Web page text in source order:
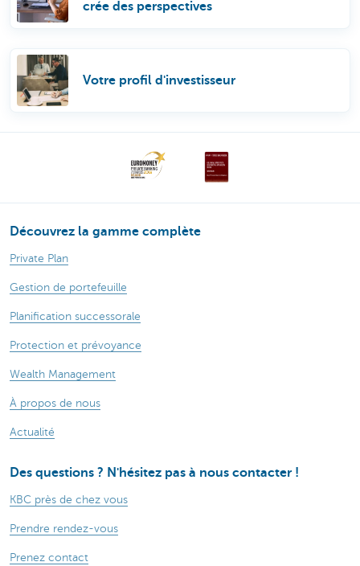
crée des perspectives
Votre profil d'investisseur
Découvrez la gamme complète
Private Plan
Gestion de portefeuille
Planification successorale
Protection et prévoyance
Wealth Management
À propos de nous
Actualité
Des questions ? N'hésitez pas à nous contacter !
KBC près de chez vous
Prendre rendez-vous
Prenez contact